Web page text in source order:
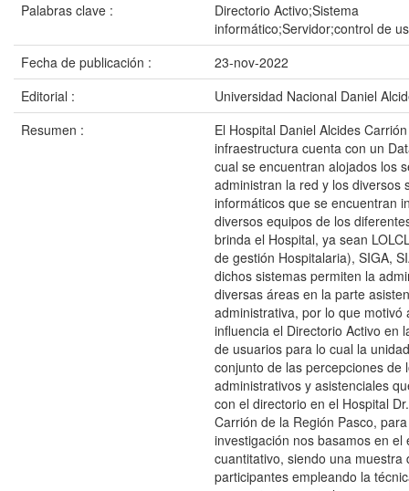
Palabras clave :
Directorio Activo;Sistema
informático;Servidor;control de
Fecha de publicación :
23-nov-2022
Editorial :
Universidad Nacional Daniel
Resumen :
El Hospital Daniel Alcides
infraestructura cuenta con un
cual se encuentran alojados los
administran la red y los diversos
informáticos que se encuentran
diversos equipos de los
brinda el Hospital, ya sean
de gestión Hospitalaria), SIGA,
dichos sistemas permiten la
diversas áreas en la parte
administrativa, por lo que motivó
influencia el Directorio Activo en
de usuarios para lo cual la
conjunto de las percepciones de
administrativos y asistenciales
con el directorio en el Hospital
Carrión de la Región Pasco,
investigación nos basamos en el
cuantitativo, siendo una muestra
participantes empleando la